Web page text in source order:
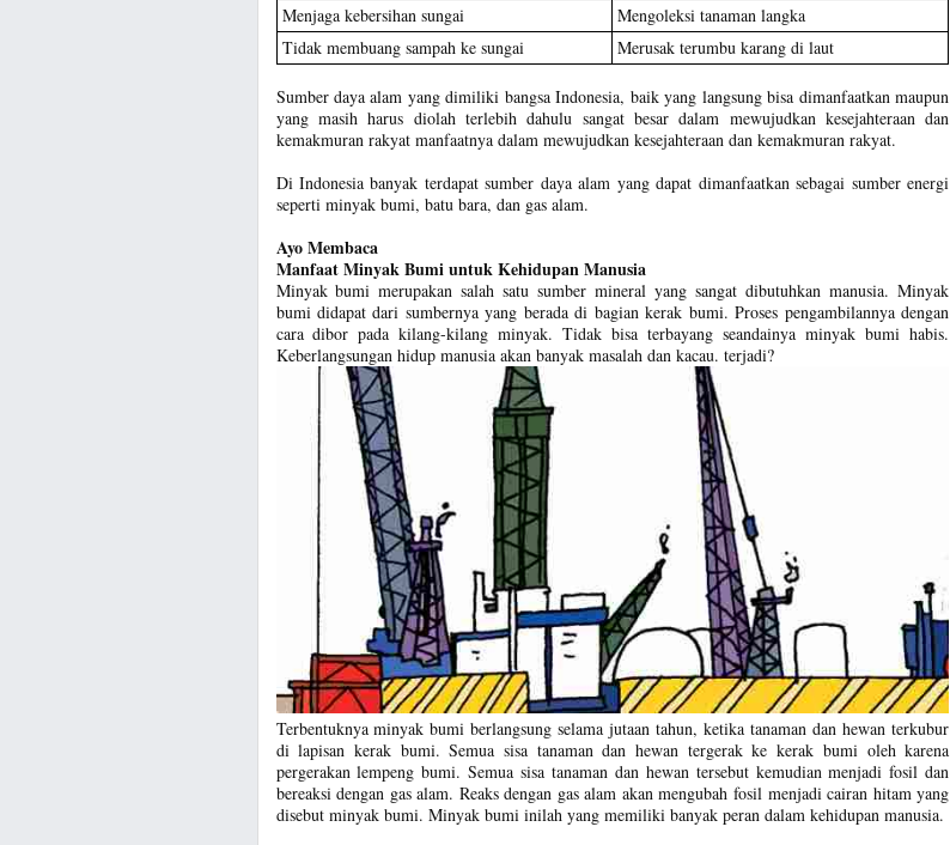
Menjaga kebersihan sungai
Mengoleksi tanaman langka
Tidak membuang sampah ke sungai
Merusak terumbu karang di laut
Sumber daya alam yang dimiliki bangsa Indonesia, baik yang langsung bisa dimanfaatkan maupun
yang masih harus diolah terlebih dahulu sangat besar dalam mewujudkan kesejahteraan dan
kemakmuran rakyat manfaatnya dalam mewujudkan kesejahteraan dan kemakmuran rakyat.
Di Indonesia banyak terdapat sumber daya alam yang dapat dimanfaatkan sebagai sumber energi
seperti minyak bumi, batu bara, dan gas alam.
Ayo Membaca
Manfaat Minyak Bumi untuk Kehidupan Manusia
Minyak bumi merupakan salah satu sumber mineral yang sangat dibutuhkan manusia. Minyak
bumi didapat dari sumbernya yang berada di bagian kerak bumi. Proses pengambilannya dengan
cara dibor pada kilang-kilang minyak. Tidak bisa terbayang seandainya minyak bumi habis.
Keberlangsungan hidup manusia akan banyak masalah dan kacau. terjadi?
Terbentuknya minyak bumi berlangsung selama jutaan tahun, ketika tanaman dan hewan terkubur
di lapisan kerak bumi. Semua sisa tanaman dan hewan tergerak ke kerak bumi oleh karena
pergerakan lempeng bumi. Semua sisa tanaman dan hewan tersebut kemudian menjadi fosil dan
bereaksi dengan gas alam. Reaks dengan gas alam akan mengubah fosil menjadi cairan hitam yang
disebut minyak bumi. Minyak bumi inilah yang memiliki banyak peran dalam kehidupan manusia.